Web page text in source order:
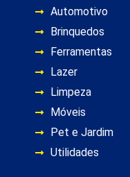
Automotivo
Brinquedos
Ferramentas
Lazer
Limpeza
Móveis
Pet e Jardim
Utilidades